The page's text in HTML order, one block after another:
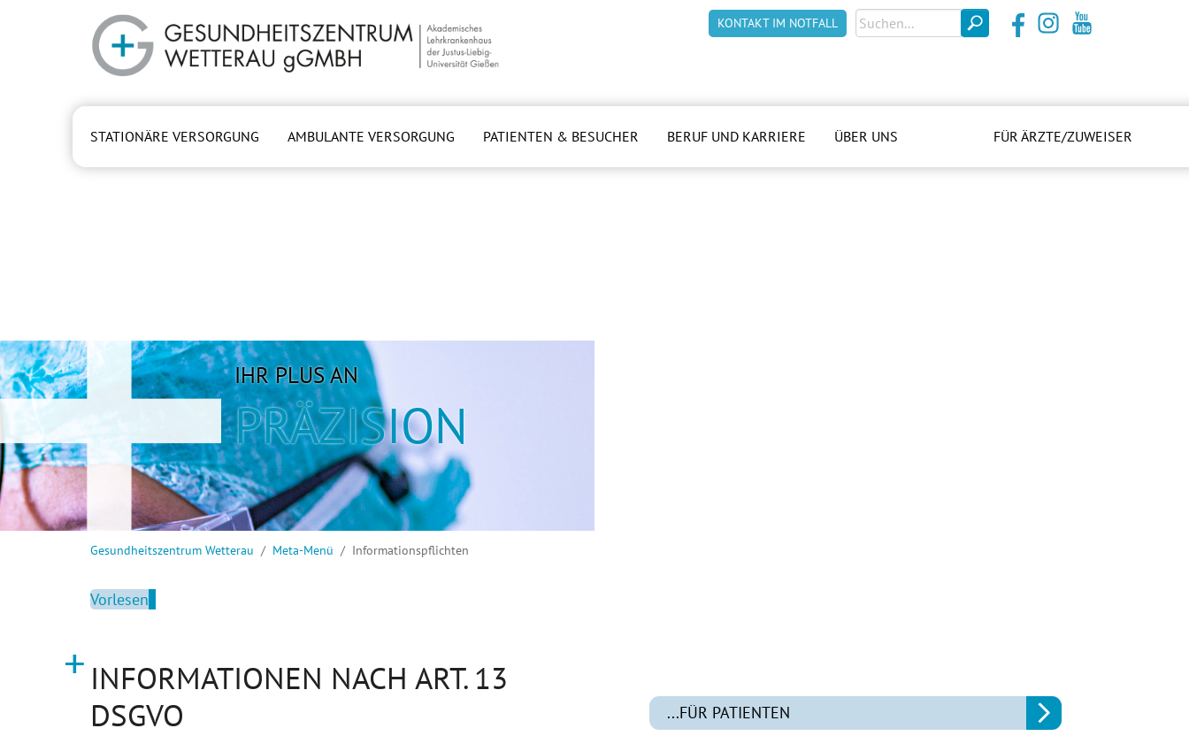
Zum Hauptinhalt springen
STATIONÄRE VERSORGUNG AMBULANTE VERSORGUNG PATIENTEN & BESUCHER BERUF UND KARRIERE ÜBER UNS FÜR ÄRZTE/ZUWEISER
KONTAKT IM NOTFALL
IHR PLUS AN
PRÄZISION
Gesundheitszentrum Wetterau Meta-Menü Informationspflichten
Vorlesen
INFORMATIONEN NACH ART. 13
DSGVO
...FÜR PATIENTEN